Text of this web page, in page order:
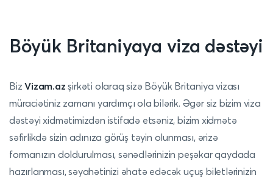
Böyük Britaniyaya viza dəstəyi
BizVizam.az şirkəti olaraq sizə Böyük Britaniya vizası
müraciətiniz zamanı yardımçı ola bilərik. Əgər siz bizim viza
dəstəyi xidmətimizdən istifadə etsəniz, bizim xidmətə
səfirlikdə sizin adınıza görüş təyin olunması, ərizə
formanızın doldurulması, sənədlərinizin peşəkar qaydada
hazırlanması, səyahətinizi əhatə edəcək uçuş biletlərinizin